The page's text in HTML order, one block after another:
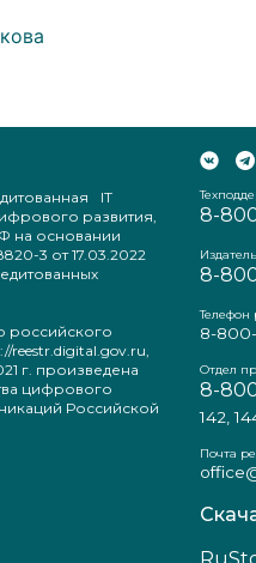
IT
развития,
на основании
3 от 17.03.2022
российского
г. произведена
цифрового
Российской
8-
8-
Телефон
8-800-
Отдел
8-
142,
Почта